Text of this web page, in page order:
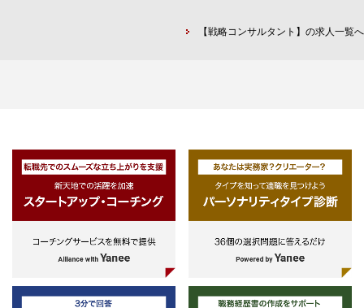
※以降の日程につきましては、決ま
り次第掲載いたします。
【対象者】
SEまたはコンサル経験者
※シニアマネージャ以上の方・
【応募後の流れ】
【戦略コンサルタント】の求人一覧へ